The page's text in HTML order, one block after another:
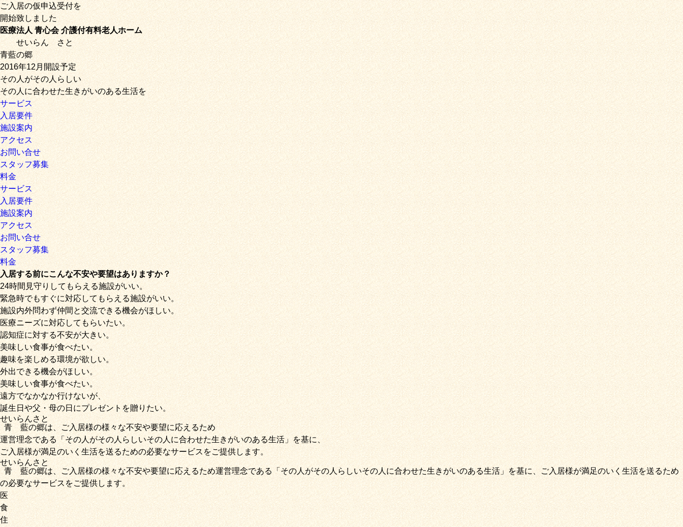
ご入居の仮申込受付を
開始致しました
医療法人 青心会 介護付有料老人ホーム
せいらんさと
青藍の郷
2016年12月開設予定
その人がその人らしい
その人に合わせた生きがいのある生活を
サービス
入居要件
施設案内
アクセス
お問い合せ
スタッフ募集
料金
サービス
入居要件
施設案内
アクセス
お問い合せ
スタッフ募集
料金
入居する前にこんな不安や要望はありますか？
24時間見守りしてもらえる施設がいい。
緊急時でもすぐに対応してもらえる施設がいい。
施設内外問わず仲間と交流できる機会がほしい。
医療ニーズに対応してもらいたい。
認知症に対する不安が大きい。
美味しい食事が食べたい。
趣味を楽しめる環境が欲しい。
外出できる機会がほしい。
美味しい食事が食べたい。
遠方でなかなか行けないが、
誕生日や父・母の日にプレゼントを贈りたい。
青藍
せいらん
の郷
さと
は、ご入居様の様々な不安や要望に応えるため
運営理念である「その人がその人らしいその人に合わせた生きがいのある生活」を基に、
ご入居様が満足のいく生活を送るための必要なサービスをご提供します。
青藍
せいらん
の郷
さと
は、ご入居様の様々な不安や要望に応えるため運営理念である 「その人がその人らしいその人に合わせた生きがいのある生活」を基に、ご入居様が満足のいく生活を送るため
の必要なサービスをご提供します。
医
食
住